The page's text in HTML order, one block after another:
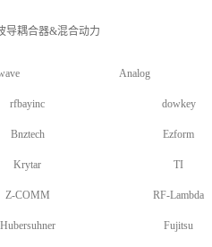
导耦合器&混合动力
Analog
rfbayinc dowkey
Bnztech Ezform
Krytar TI
Z-COMM RF-Lambda
Hubersuhner Fujitsu